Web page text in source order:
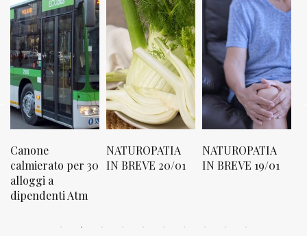
NATUROPATIA
IN BREVE 20/01
NATUROPATIA
IN BREVE 19/01
NATUROPATIA
IN BREVE 18/01